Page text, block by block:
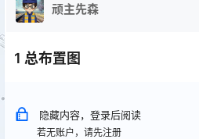
顽主先森
1 总布置图
隐藏内容，登录后阅读
若无账户，请先注册